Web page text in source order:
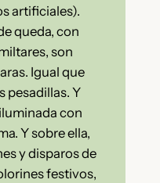
artificiales).
queda, con
son
Igual que
pesadillas. Y
con
Y sobre ella,
y disparos de
festivos,